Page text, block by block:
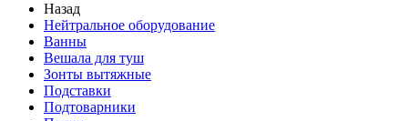
Назад
Нейтральное оборудование
Ванны
Вешала для туш
Зонты вытяжные
Подставки
Подтоварники